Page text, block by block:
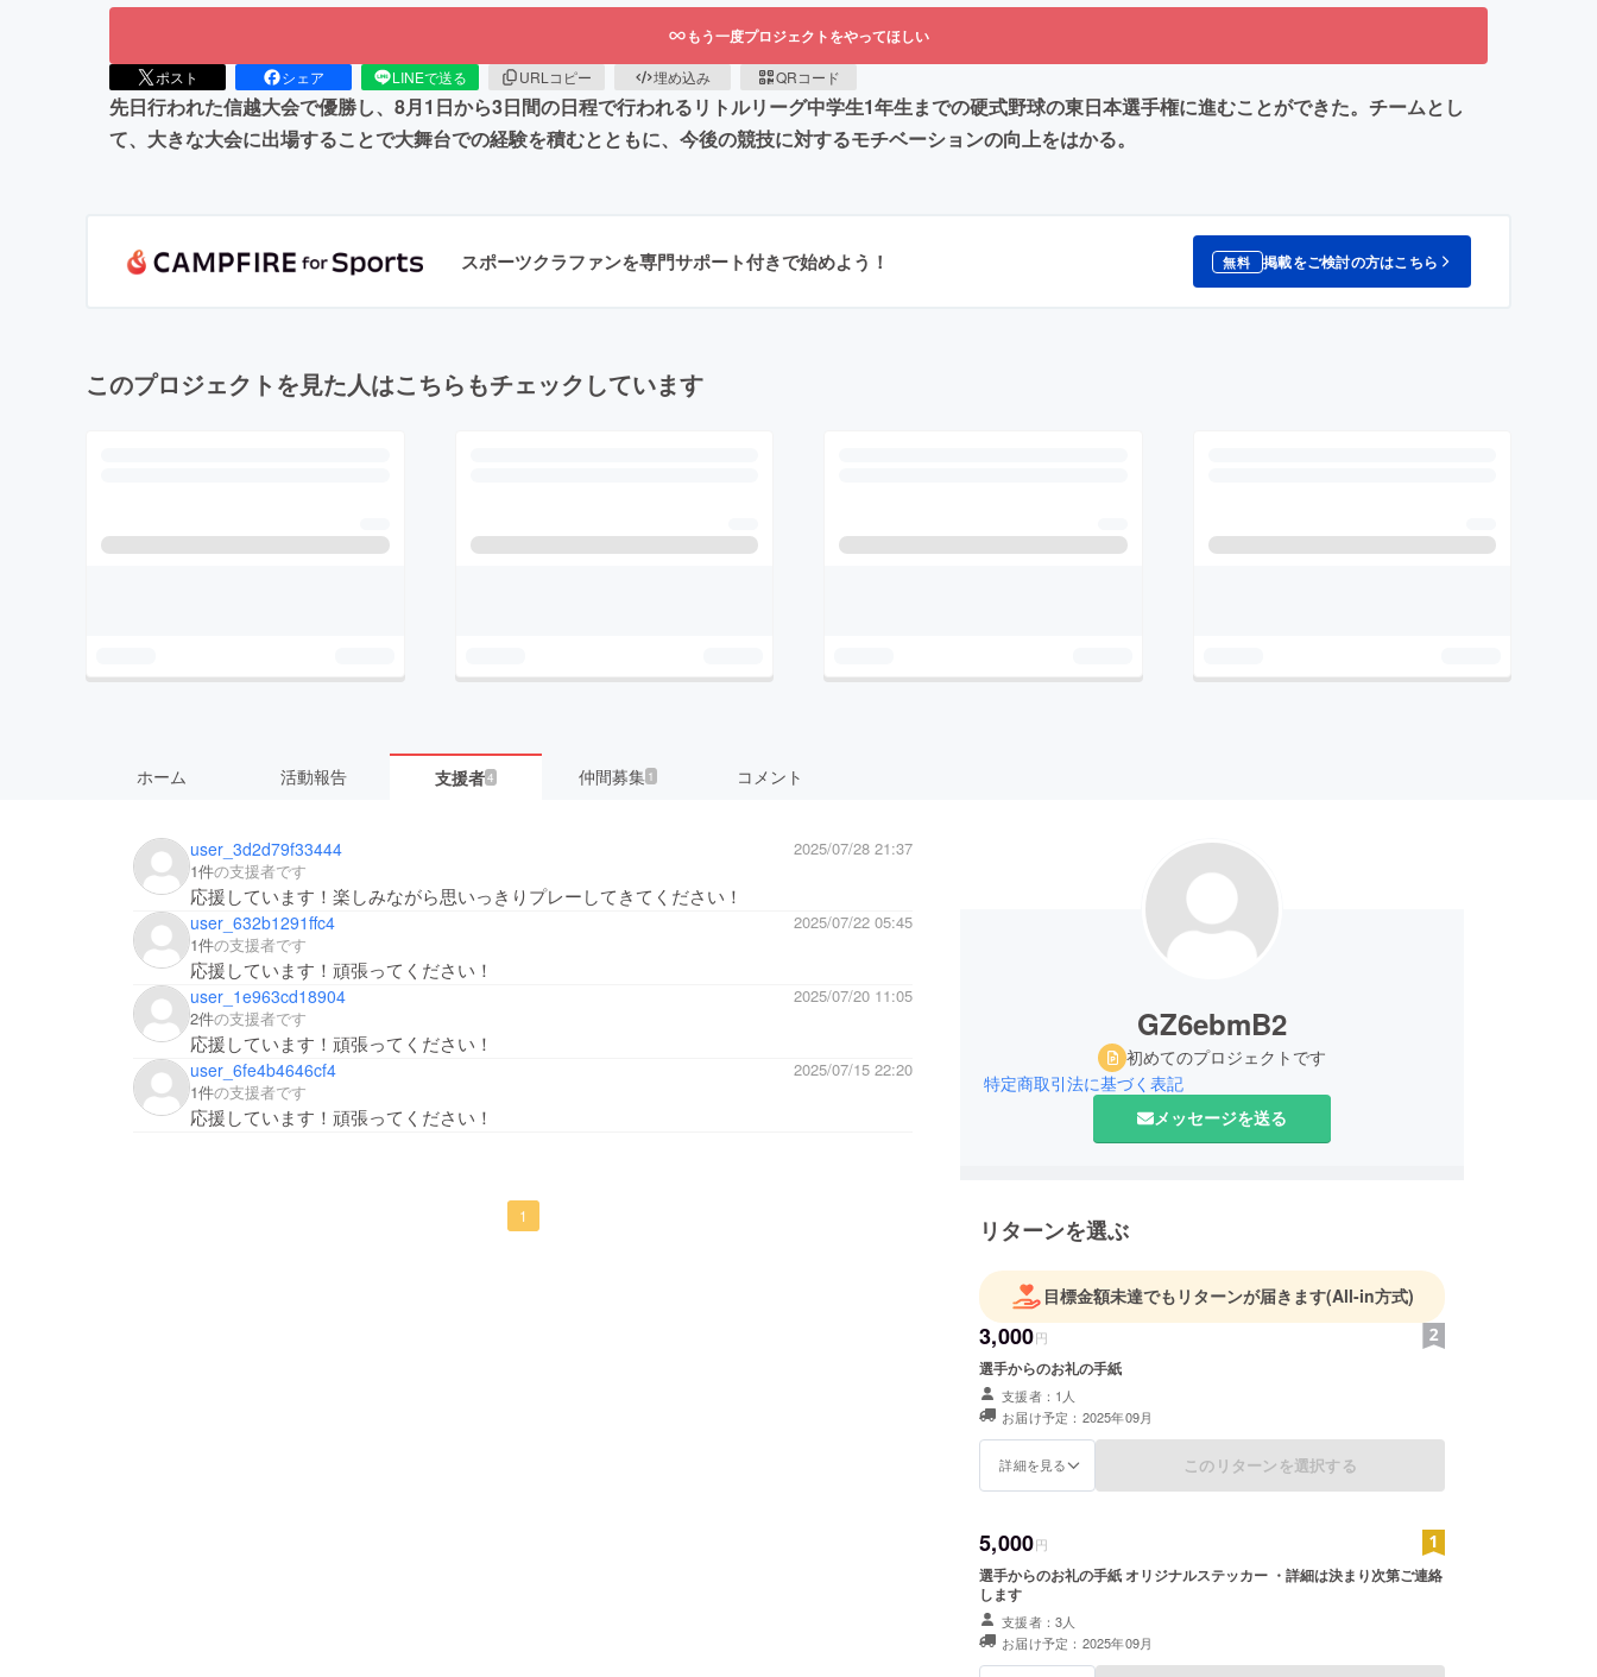
もう一度プロジェクトをやってほしい
ポスト シェア LINEで送る URLコピー 埋め込み QRコード
先日行われた信越大会で優勝し、8月1日から3日間の日程で行われるリトルリーグ中学生1年生までの硬式野球の東日本選手権に進むことができた。チームとし
て、大きな大会に出場することで大舞台での経験を積むとともに、今後の競技に対するモチベーションの向上をはかる。
スポーツクラファンを専門サポート付きで始めよう！ 無料 掲載をご検討の方はこちら
このプロジェクトを見た人はこちらもチェックしています
ホーム 活動報告 支援者4 仲間募集 1 コメント
user_3d2d79f33444
2025/07/28 21:37
1件の支援者です
応援しています！楽しみながら思いっきりプレーしてきてください！
user_632b1291ffc4
2025/07/22 05:45
1件の支援者です
応援しています！頑張ってください！
user_1e963cd18904
2025/07/20 11:05
2件の支援者です
応援しています！頑張ってください！
user_6fe4b4646cf4
2025/07/15 22:20
1件の支援者です
応援しています！頑張ってください！
1
GZ6ebmB2
初めてのプロジェクトです
特定商取引法に基づく表記
メッセージを送る
リターンを選ぶ
目標金額未達でもリターンが届きます(All-in方式)
3,000円
選手からのお礼の手紙
支援者：1人
お届け予定：2025年09月
詳細を見る このリターンを選択する
5,000円
選手からのお礼の手紙 オリジナルステッカー ・詳細は決まり次第ご連絡
します
支援者：3人
お届け予定：2025年09月